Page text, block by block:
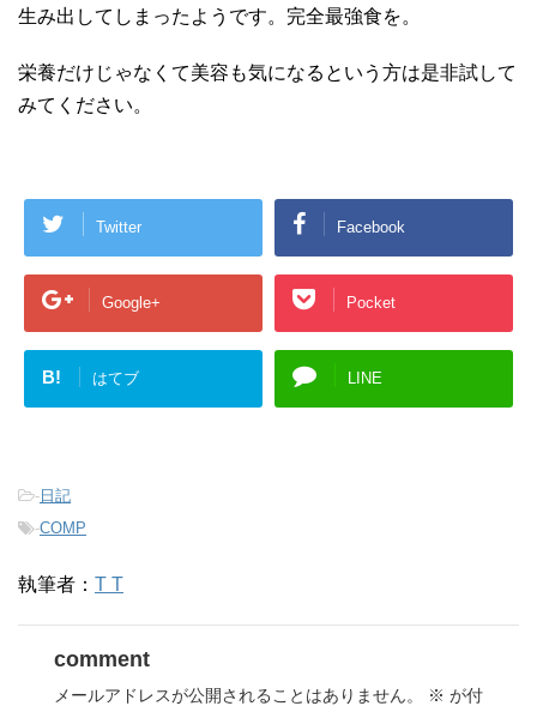
生み出してしまったようです。完全最強食を。
栄養だけじゃなくて美容も気になるという方は是非試して
みてください。
Twitter Facebook
Google+ Pocket
B! はてブ LINE
-日記
-COMP
執筆者： T T
comment
メールアドレスが公開されることはありません。 ※ が付